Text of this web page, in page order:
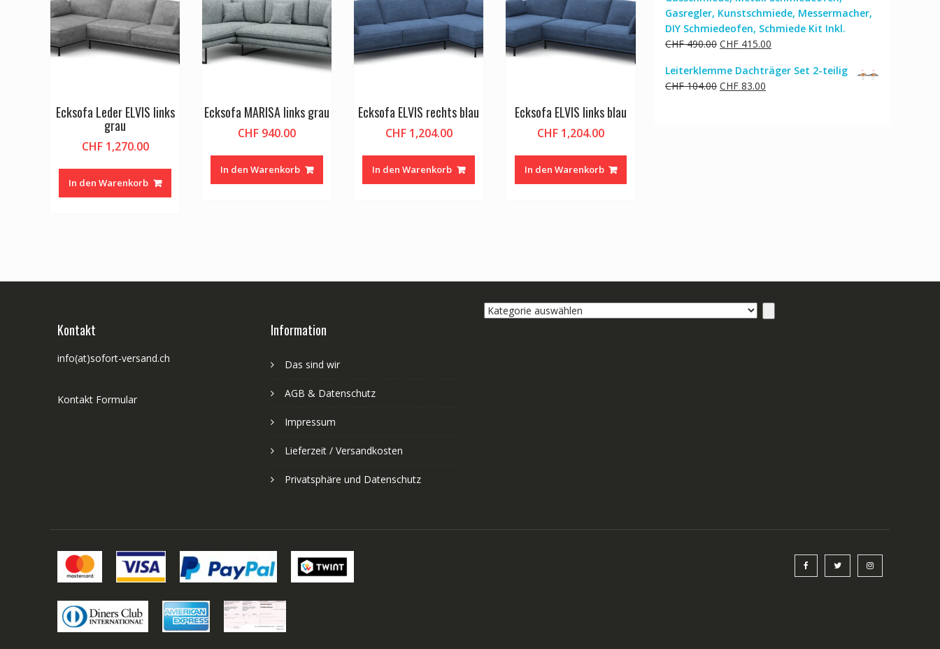
Ecksofa Leder ELVIS links
grau
CHF1,270.00
In den Warenkorb
Ecksofa MARISA links grau
CHF 940.00
In den Warenkorb
Ecksofa ELVIS rechts blau
CHF1,204.00
In den Warenkorb
Ecksofa ELVIS links blau
CHF1,204.00
In den Warenkorb
Gasregler, Kunstschmiede, Messermacher,
DIY Schmiedeofen, Schmiede Kit Inkl.
CHF490.00 Ursprünglicher
war:
CHF 490.00
CHF 415.00
ist:
Leiterklemme Dachträger Set 2-teilig
CHF104.00 Ursprünglicher
CHF 83.00
Kontakt
info(at)sofort-versand.ch
Kontakt Formular
Information
Das sind wir
AGB & Datenschutz
Impressum
Lieferzeit / Versandkosten
Privatsphäre und Datenschutz
Kategorie